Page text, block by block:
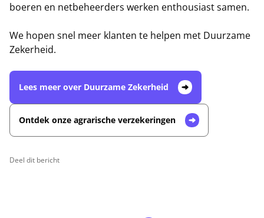
boeren en netbeheerders werken enthousiast samen.
We hopen snel meer klanten te helpen met Duurzame
Zekerheid.
Lees meer over Duurzame Zekerheid
Ontdek onze agrarische verzekeringen
Deel dit bericht